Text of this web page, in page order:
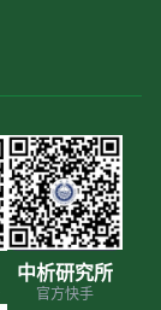
中析研究所
官方快手